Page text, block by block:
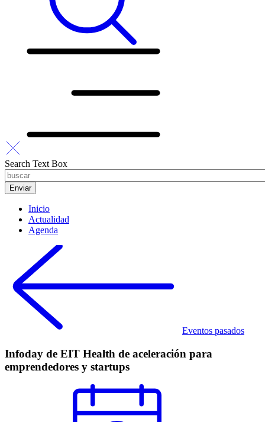
Search Text Box
Inicio
Actualidad
Agenda
Eventos pasados
Infoday de EIT Health de aceleración para
emprendedores y startups